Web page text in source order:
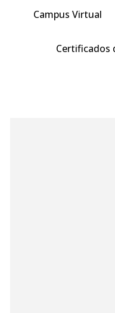
Campus Virtual
Certificados